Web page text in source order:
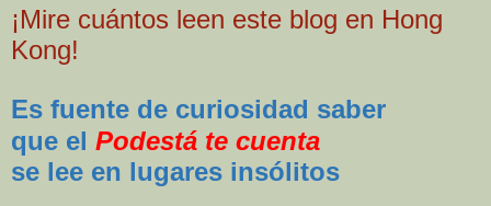
¡Mire cuántos leen este blog en Hong
Kong!
Es fuente de curiosidad saber
que el Podestá te cuenta
se lee en lugares insólitos